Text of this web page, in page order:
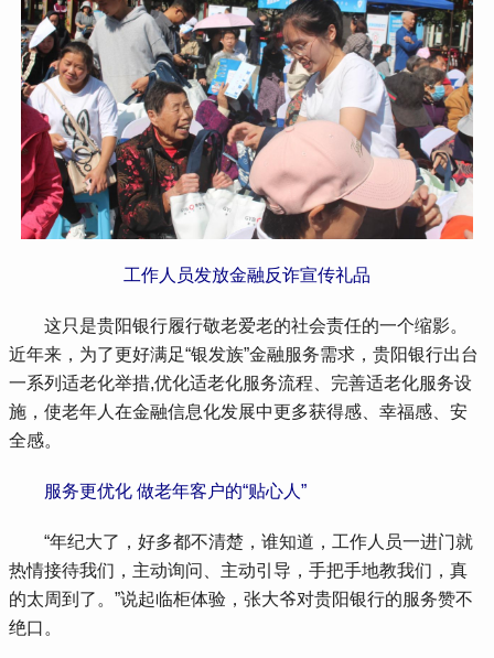
工作人员发放金融反诈宣传礼品
这只是贵阳银行履行敬老爱老的社会责任的一个缩影。
近年来，为了更好满足“银发族”金融服务需求，贵阳银行出台
一系列适老化举措,优化适老化服务流程、完善适老化服务设
施，使老年人在金融信息化发展中更多获得感、幸福感、安
全感。
服务更优化 做老年客户的“贴心人”
“年纪大了，好多都不清楚，谁知道，工作人员一进门就
热情接待我们，主动询问、主动引导，手把手地教我们，真
的太周到了。”说起临柜体验，张大爷对贵阳银行的服务赞不
绝口。